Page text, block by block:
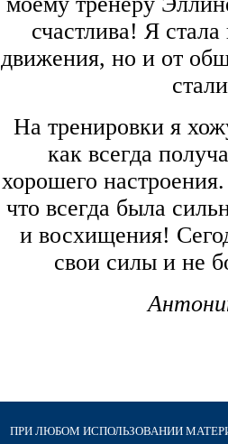
счастлива! Я
движения, но и от
На тренировки я
как всегда
хорошего
что всегда была
и восхищения!
свои силы и не
ПРИ ЛЮБОМ ИСПОЛЬЗОВАНИИ